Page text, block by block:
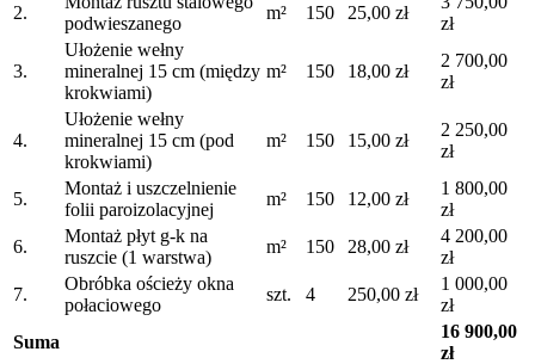
2.
podwieszanego
m² 150 25,00 zł
zł
3.
Ułożenie wełny
mineralnej 15 cm (między
krokwiami)
m² 150 18,00 zł
2 700,00
zł
4.
Ułożenie wełny
mineralnej 15 cm (pod
krokwiami)
m² 150 15,00 zł
2 250,00
zł
5.
Montaż i uszczelnienie
folii paroizolacyjnej
m² 150 12,00 zł
1 800,00
zł
6.
Montaż płyt g-k na
ruszcie (1 warstwa)
m² 150 28,00 zł
4 200,00
zł
7.
Obróbka ościeży okna
połaciowego
szt. 4 250,00 zł
1 000,00
zł
Suma
16 900,00
zł